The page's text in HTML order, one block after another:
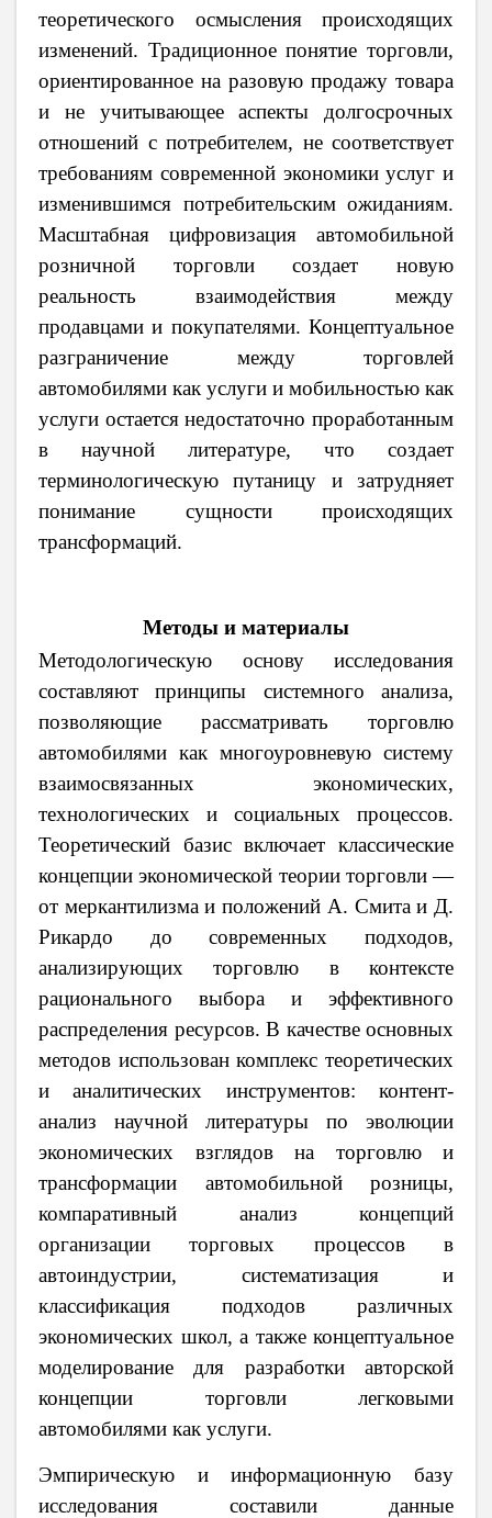
теоретического осмысления происходящих
изменений. Традиционное понятие торговли,
ориентированное на разовую продажу товара
и не учитывающее аспекты долгосрочных
отношений с потребителем, не соответствует
требованиям современной экономики услуг и
изменившимся потребительским ожиданиям.
Масштабная цифровизация автомобильной
розничной торговли создает новую
реальность взаимодействия между
продавцами и покупателями. Концептуальное
разграничение между торговлей
автомобилями как услуги и мобильностью как
услуги остается недостаточно проработанным
в научной литературе, что создает
терминологическую путаницу и затрудняет
понимание сущности происходящих
трансформаций.
Методы и материалы
Методологическую основу исследования
составляют принципы системного анализа,
позволяющие рассматривать торговлю
автомобилями как многоуровневую систему
взаимосвязанных экономических,
технологических и социальных процессов.
Теоретический базис включает классические
концепции экономической теории торговли —
от меркантилизма и положений А. Смита и Д.
Рикардо до современных подходов,
анализирующих торговлю в контексте
рационального выбора и эффективного
распределения ресурсов. В качестве основных
методов использован комплекс теоретических
и аналитических инструментов: контент-
анализ научной литературы по эволюции
экономических взглядов на торговлю и
трансформации автомобильной розницы,
компаративный анализ концепций
организации торговых процессов в
автоиндустрии, систематизация и
классификация подходов различных
экономических школ, а также концептуальное
моделирование для разработки авторской
концепции торговли легковыми
автомобилями как услуги.
Эмпирическую и информационную базу
исследования составили данные